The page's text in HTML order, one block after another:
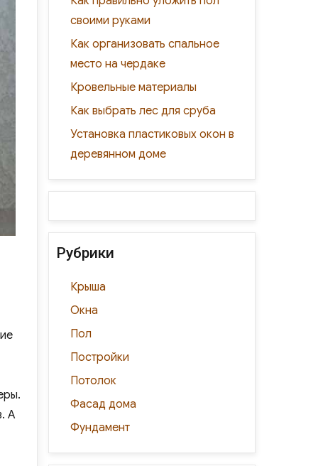
А
своими руками
Как организовать спальное
место на чердаке
Кровельные материалы
Как выбрать лес для сруба
Установка пластиковых окон в
деревянном доме
Рубрики
Крыша
Окна
Пол
Постройки
Потолок
Фасад дома
Фундамент